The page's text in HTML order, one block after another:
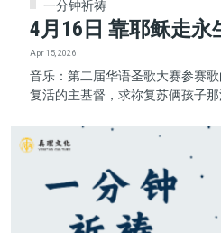
一分钟祈祷
4月16日 靠耶稣走永
Apr 15, 2026
音乐：第二届华语圣歌大赛参赛
复活的主基督，求祢复苏俩孩子那